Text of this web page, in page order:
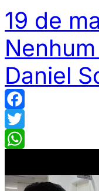
19 de
Daniel
Facebook
Twitter